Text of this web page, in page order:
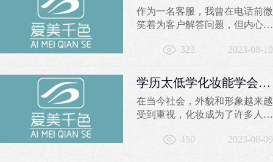
作为一名客服，我曾在电话前微
笑着为客户解答问题，但内心深
问：“我是否能找到一份更加充
公室、枯燥的工作内容，让我迫
切渴望寻求一种突破，实现职业
和激情的完美融合。那么，客服
转行学化妆可以吗？让我从不同
妆培训将为你开启一个崭新的...
323 2023-08-19
学历太低学化妆能学会
吗？
在当今社会，外貌和形象越来越
受到重视，化妆成为了许多人关
较低的人来说，学习化妆是否可
450 2023-08-09